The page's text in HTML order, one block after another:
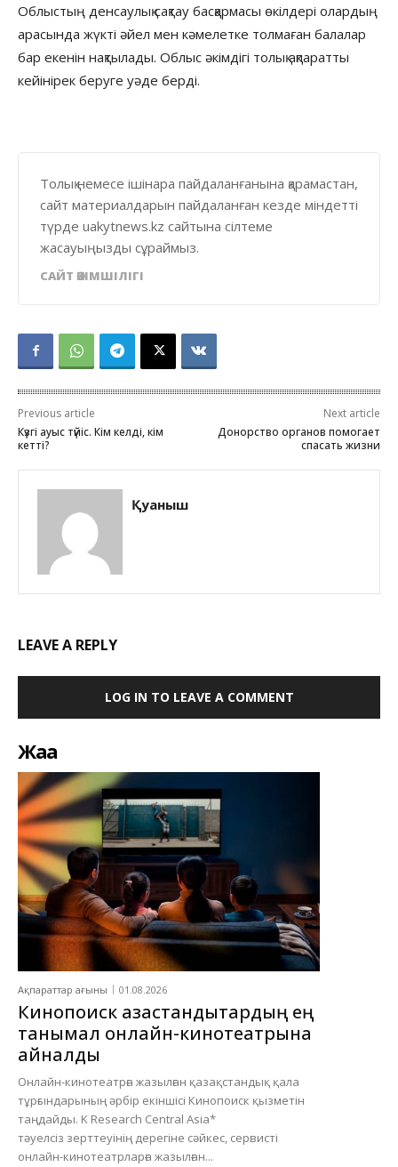
Облыстың денсаулық сақтау басқармасы өкілдері олардың
арасында жүкті әйел мен кәмелетке толмаған балалар
бар екенін нақтылады. Облыс әкімдігі толық ақпаратты
кейінірек беруге уәде берді.
Толық немесе ішінара пайдаланғанына қарамастан,
сайт материалдарын пайдаланған кезде міндетті
түрде uakytnews.kz сайтына сілтеме
жасауыңызды сұраймыз.
САЙТ ӘКІМШІЛІГІ
Previous article
Күзгі ауыс түйіс. Кім келді, кім
кетті?
Next article
Донорство органов помогает
спасать жизни
Қуаныш
LEAVE A REPLY
LOG IN TO LEAVE A COMMENT
Жаңа
Ақпараттар ағыны 01.08.2026
Кинопоиск қазақстандықтардың ең
танымал онлайн-кинотеатрына
айналды
Онлайн-кинотеатрға жазылған қазақстандық қала
тұрғындарының әрбір екіншісі Кинопоиск қызметін
таңдайды. K Research Central Asia*
тәуелсіз зерттеуінің дерегіне сәйкес, сервисті
онлайн-кинотеатрларға жазылған...